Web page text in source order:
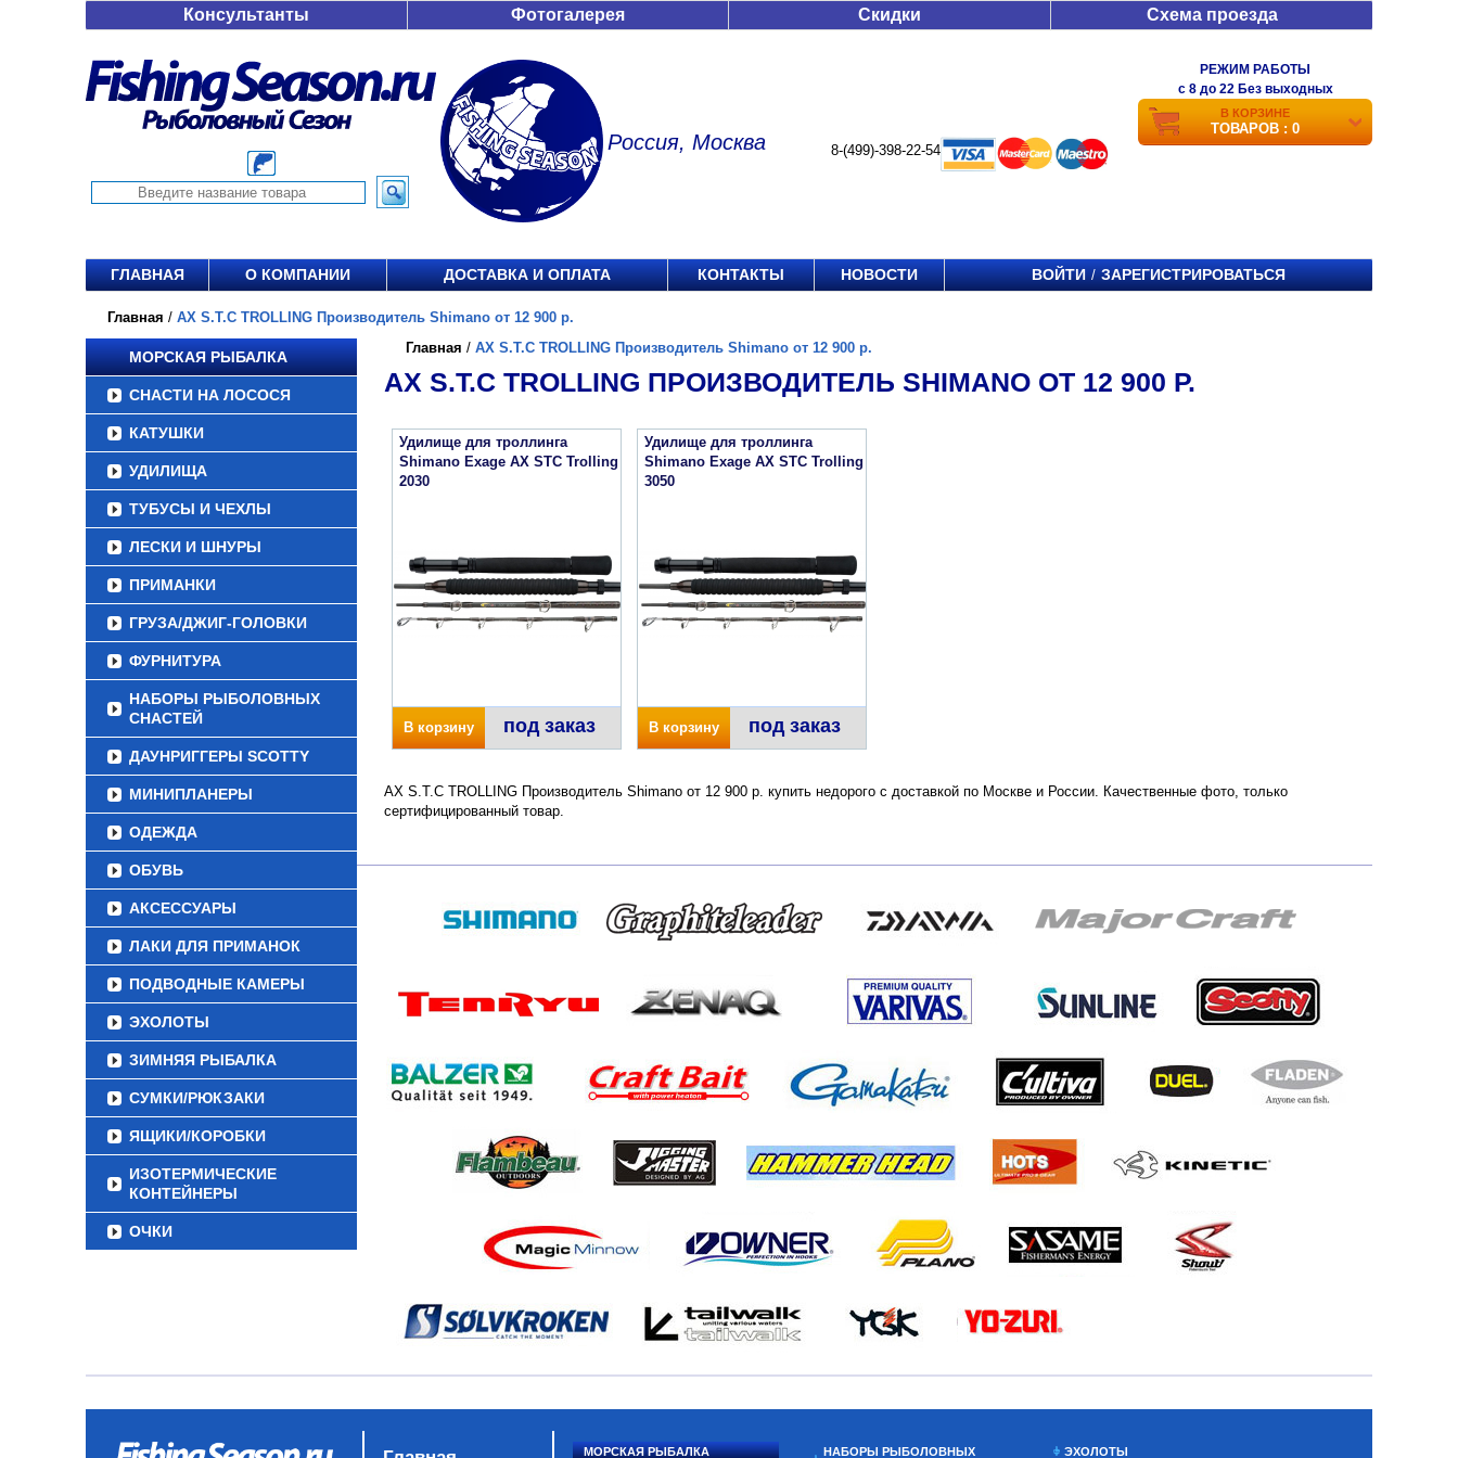
Консультанты Фотогалерея Скидки Схема проезда
Россия, Москва 8-(499)-398-22-54
РЕЖИМ РАБОТЫ
c 8 до 22 Без выходных
В КОРЗИНЕ
ТОВАРОВ : 0
ГЛАВНАЯ О КОМПАНИИ ДОСТАВКА И ОПЛАТА КОНТАКТЫ НОВОСТИ ВОЙТИ / ЗАРЕГИСТРИРОВАТЬСЯ
Главная / AX S.T.C TROLLING Производитель Shimano от 12 900 р.
МОРСКАЯ РЫБАЛКА
СНАСТИ НА ЛОСОСЯ
КАТУШКИ
УДИЛИЩА
ТУБУСЫ И ЧЕХЛЫ
ЛЕСКИ И ШНУРЫ
ПРИМАНКИ
ГРУЗА/ДЖИГ-ГОЛОВКИ
ФУРНИТУРА
НАБОРЫ РЫБОЛОВНЫХ
СНАСТЕЙ
ДАУНРИГГЕРЫ SCOTTY
МИНИПЛАНЕРЫ
ОДЕЖДА
ОБУВЬ
АКСЕССУАРЫ
ЛАКИ ДЛЯ ПРИМАНОК
ПОДВОДНЫЕ КАМЕРЫ
ЭХОЛОТЫ
ЗИМНЯЯ РЫБАЛКА
СУМКИ/РЮКЗАКИ
ЯЩИКИ/КОРОБКИ
ИЗОТЕРМИЧЕСКИЕ
КОНТЕЙНЕРЫ
ОЧКИ
Главная / AX S.T.C TROLLING Производитель Shimano от 12 900 р.
AX S.T.C TROLLING ПРОИЗВОДИТЕЛЬ SHIMANO ОТ 12 900 Р.
Удилище для троллинга
Shimano Exage AX STC Trolling
2030
В корзину под заказ
Удилище для троллинга
Shimano Exage AX STC Trolling
3050
В корзину под заказ
AX S.T.C TROLLING Производитель Shimano от 12 900 р. купить недорого с доставкой по Москве и России. Качественные фото, только
сертифицированный товар.
МОРСКАЯ РЫБАЛКА НАБОРЫ РЫБОЛОВНЫХ ЭХОЛОТЫ